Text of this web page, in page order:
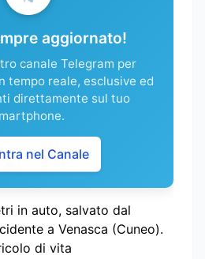
aggiornato!
canale Telegram per
tempo reale, esclusive ed
direttamente sul tuo
nel Canale
in auto, salvato dal
a Venasca (Cuneo).
di vita